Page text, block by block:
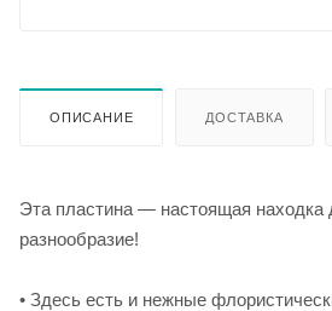
ОПИСАНИЕ ДОСТАВКА
Эта пластина — настоящая находка
разнообразие!
• Здесь есть и нежные